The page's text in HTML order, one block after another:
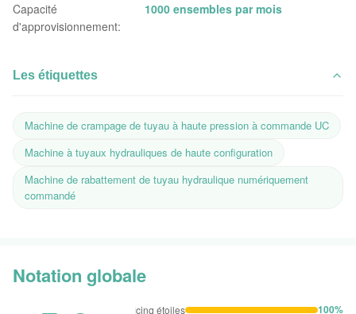
Capacité
d'approvisionnement:
1000 ensembles par mois
Les étiquettes
Machine de crampage de tuyau à haute pression à commande UC
Machine à tuyaux hydrauliques de haute configuration
Machine de rabattement de tuyau hydraulique numériquement
commandé
Notation globale
cinq étoiles 100%